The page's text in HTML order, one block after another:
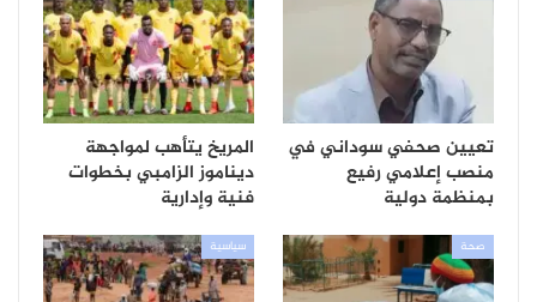
تعيين صحفي سوداني في
منصب إعلامي رفيع
بمنظمة دولية
المريخ يتأهب لمواجهة
ديناموز الزامبي بخطوات
فنية وإدارية
صحة سياسية